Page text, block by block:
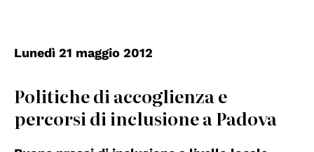
Lunedì 21 maggio 2012
Politiche di accoglienza e
percorsi di inclusione a Padova